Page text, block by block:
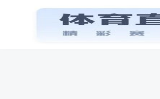
首页 品牌
标志网WAP版已上线，手机也能访问